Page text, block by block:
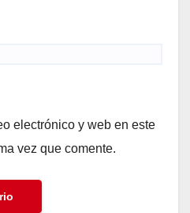
electrónico y web en este
vez que comente.